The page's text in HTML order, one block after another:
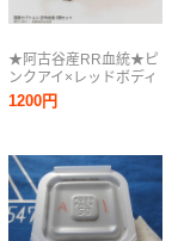
★阿古谷産RR血統★ピ
ンクアイ×レッドボディ
国産カブトムシ幼虫5頭
初〜2令 CBF4 親
1200円